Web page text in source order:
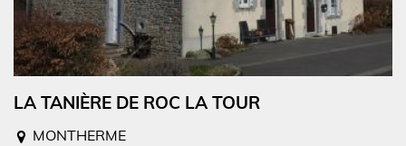
LA TANIÈRE DE ROC LA TOUR
MONTHERME